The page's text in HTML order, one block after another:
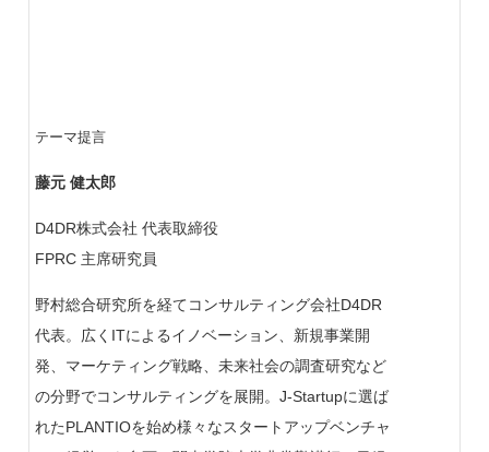
テーマ提言
藤元 健太郎
D4DR株式会社 代表取締役
FPRC 主席研究員
野村総合研究所を経てコンサルティング会社D4DR
代表。広くITによるイノベーション、新規事業開
発、マーケティング戦略、未来社会の調査研究など
の分野でコンサルティングを展開。J-Startupに選ば
れたPLANTIOを始め様々なスタートアップベンチャ